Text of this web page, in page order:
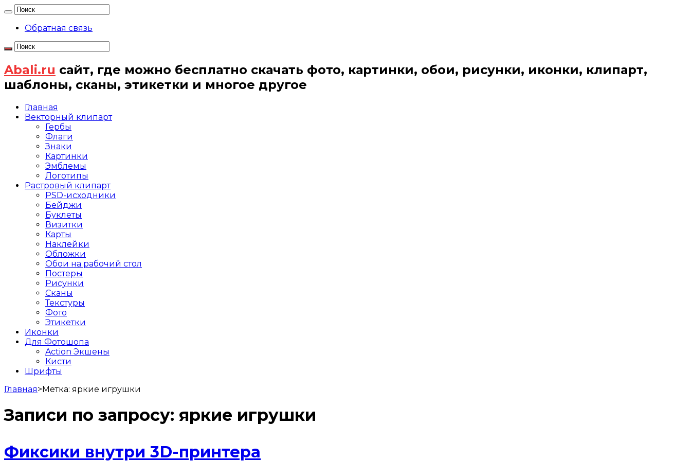
Обратная связь
Abali.ru сайт, где можно бесплатно скачать фото, картинки, обои, рисунки, иконки, клипарт,
шаблоны, сканы, этикетки и многое другое
Главная
Векторный клипарт
Гербы
Флаги
Знаки
Картинки
Эмблемы
Логотипы
Растровый клипарт
PSD-исходники
Бейджи
Буклеты
Визитки
Карты
Наклейки
Обложки
Обои на рабочий стол
Постеры
Рисунки
Сканы
Текстуры
Фото
Этикетки
Иконки
Для Фотошопа
Action Экшены
Кисти
Шрифты
Главная>Метка: яркие игрушки
Записи по запросу: яркие игрушки
Фиксики внутри 3D-принтера